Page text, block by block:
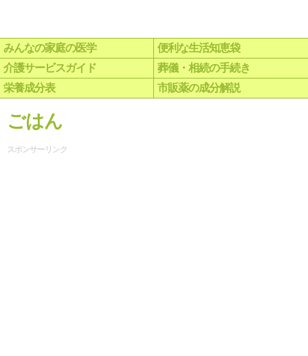
みんなの家庭の医学
便利な生活知恵袋
介護サービスガイド
葬儀・相続の手続き
栄養成分表
市販薬の成分解説
ごはん
スポンサーリンク